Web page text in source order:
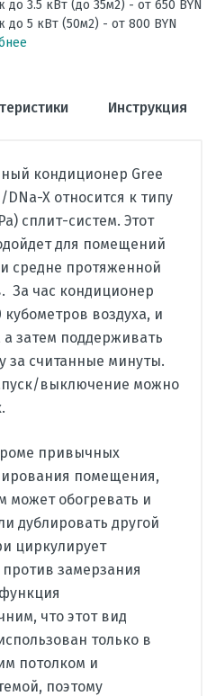
до 3.5 кВт (до 35м2) - от 650 BYN
до 5 кВт (50м2) - от 800 BYN
Инструкция
кондиционер Gree
X относится к типу
сплит-систем. Этот
для помещений
средне протяженной
За час кондиционер
воздуха, и
а затем поддерживать
за считанные минуты.
выключение можно
привычных
помещения,
может обогревать и
дублировать другой
циркулирует
замерзания
что этот вид
только в
потолком и
поэтому